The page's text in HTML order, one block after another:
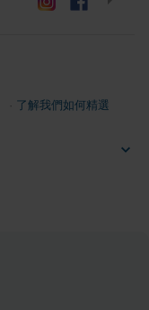
了解我們如何精選